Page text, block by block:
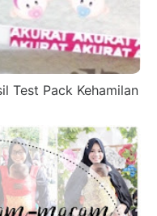
Test Pack Kehamilan